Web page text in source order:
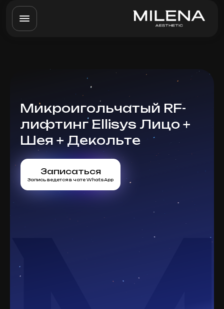
Микроигольчатый RF-
лифтинг Ellisys Лицо +
Шея + Декольте
Записаться
Запись ведется в чате WhatsApp